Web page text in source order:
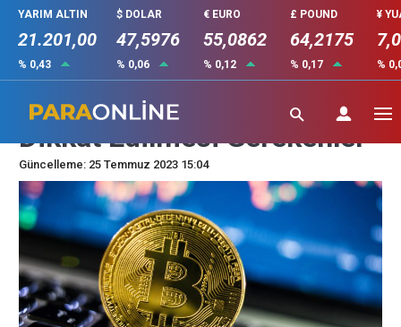
YARIM ALTIN
21.201,00
% 0,43
$ DOLAR
47,5976
% 0,06
€ EURO
55,0862
% 0,12
£ POUND
64,2175
% 0,17
¥
%
Kripto Para Yatırımlarında
Dikkat Edilmesi Gerekenler
Güncelleme: 25 Temmuz 2023 15:04